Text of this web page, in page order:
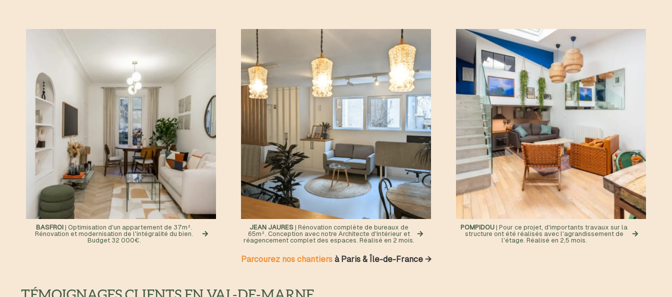
BASFROI | Optimisation d'un appartement de 37m².
Rénovation et modernisation de l'intégralité du bien.
Budget 32 000€.
JEAN JAURES | Rénovation complète de bureaux de
65m². Conception avec notre Architecte d'Intérieur et
réagencement complet des espaces. Réalisé en 2 mois.
POMPIDOU | Pour ce projet, d'importants travaux sur la
structure ont été réalisés avec l'agrandissement de
l'étage. Réalisé en 2,5 mois.
Parcourez nos chantiersà Paris & Île-de-France →